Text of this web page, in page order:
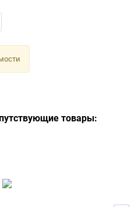
товары: